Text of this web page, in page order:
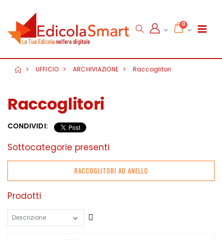
0
UFFICIO ARCHIVIAZIONE Raccoglitori
Raccoglitori
CONDIVIDI:
Sottocategorie presenti
RACCOGLITORI AD ANELLO
Prodotti